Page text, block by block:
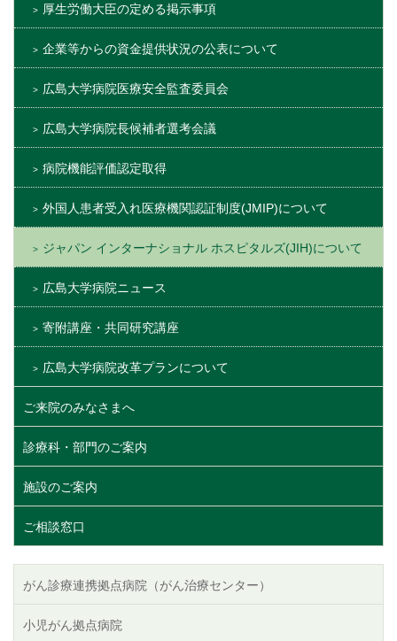
厚生労働大臣の定める掲示事項
企業等からの資金提供状況の公表について
広島大学病院医療安全監査委員会
広島大学病院長候補者選考会議
病院機能評価認定取得
外国人患者受入れ医療機関認証制度(JMIP)について
ジャパン インターナショナル ホスピタルズ(JIH)について
広島大学病院ニュース
寄附講座・共同研究講座
広島大学病院改革プランについて
ご来院のみなさまへ
診療科・部門のご案内
施設のご案内
ご相談窓口
がん診療連携拠点病院（がん治療センター）
小児がん拠点病院